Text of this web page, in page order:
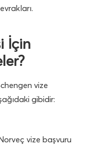
İçin
vize
gibidir:
vize başvuru